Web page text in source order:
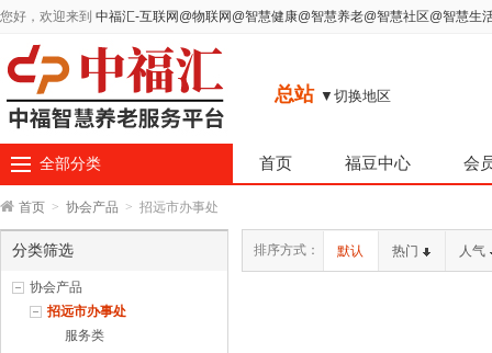
您好，欢迎来到 中福汇-互联网@物联网@智慧健康@智慧养老@智慧社区@智慧生
总站 ▼切换地区
全部分类 首页 福豆中心 会
首页 > 协会产品 > 招远市办事处
分类筛选
协会产品
招远市办事处
服务类
排序方式： 默认 热门 人气